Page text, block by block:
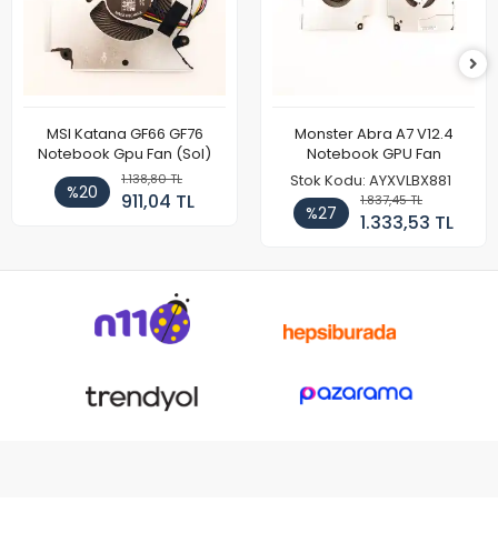
MSI Katana GF66 GF76
Notebook Gpu Fan (Sol)
%20
1.138,80 TL
911,04 TL
Monster Abra A7 V12.4
Notebook GPU Fan
Stok Kodu: AYXVLBX881
%27
1.837,45 TL
1.333,53 TL